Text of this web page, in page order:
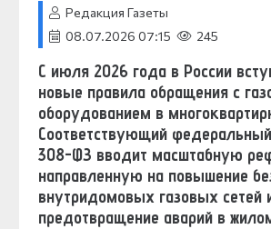
Редакция Газеты
08.07.2026 07:15
245
С июля 2026 года в России
новые правила обращения с
оборудованием в
Соответствующий
308-ФЗ вводит масштабную
направленную на повышение
внутридомовых газовых сетей
предотвращение аварий в